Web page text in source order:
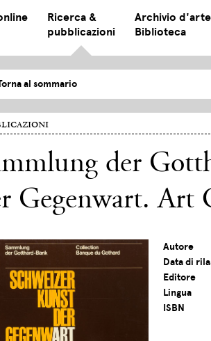
Ricerca &
pubblicazioni
Archivio
Biblioteca
al sommario
der
Gegenwart. Art
Autore
Data di
Editore
Lingua
ISBN